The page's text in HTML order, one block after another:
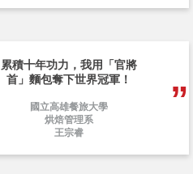
累積十年功力，我用「官將
首」麵包奪下世界冠軍！
國立高雄餐旅大學
烘焙管理系
王宗睿